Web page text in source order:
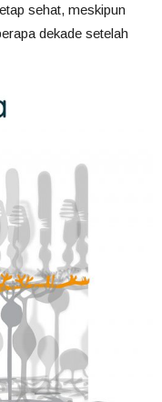
sehat, meskipun
dekade setelah